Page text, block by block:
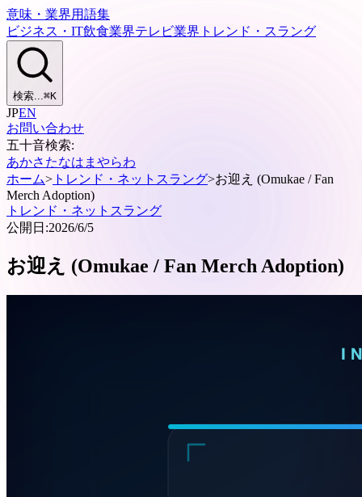
意味・業界用語集
ビジネス・IT飲食業界テレビ業界 トレンド・スラング
検索...⌘K
JPEN
お問い合わせ
五十音検索:
あかさ たなは ま やらわ
ホーム> トレンド・ネットスラング>お迎え (Omukae / Fan
Merch Adoption)
トレンド・ネットスラング
公開日:2026/6/5
お迎え (Omukae / Fan Merch Adoption)